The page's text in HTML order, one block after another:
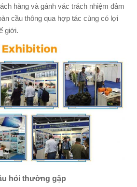
hàng và gánh vác trách nhiệm đảm
cầu thông qua hợp tác cùng có lợi
giới.
hỏi thường gặp